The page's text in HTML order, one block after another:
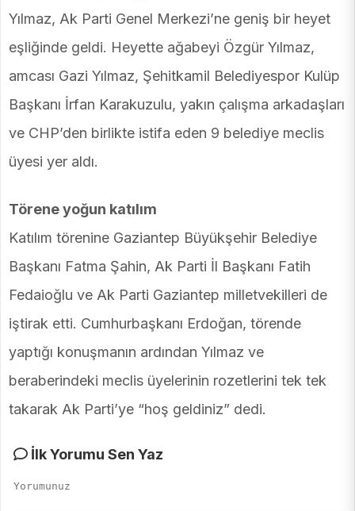
Yılmaz, Ak Parti Genel Merkezi’ne geniş bir heyet
eşliğinde geldi. Heyette ağabeyi Özgür Yılmaz,
amcası Gazi Yılmaz, Şehitkamil Belediyespor Kulüp
Başkanı İrfan Karakuzulu, yakın çalışma arkadaşları
ve CHP’den birlikte istifa eden 9 belediye meclis
üyesi yer aldı.
Törene yoğun katılım
Katılım törenine Gaziantep Büyükşehir Belediye
Başkanı Fatma Şahin, Ak Parti İl Başkanı Fatih
Fedaioğlu ve Ak Parti Gaziantep milletvekilleri de
iştirak etti. Cumhurbaşkanı Erdoğan, törende
yaptığı konuşmanın ardından Yılmaz ve
beraberindeki meclis üyelerinin rozetlerini tek tek
takarak Ak Parti’ye “hoş geldiniz” dedi.
İlk Yorumu Sen Yaz